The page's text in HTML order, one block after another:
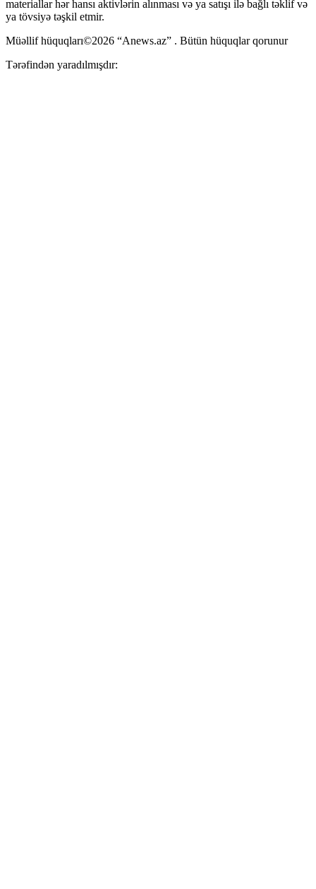
materiallar hər hansı aktivlərin alınması və ya satışı ilə bağlı təklif və
ya tövsiyə təşkil etmir.
Müəllif hüquqları©2026 “Anews.az” . Bütün hüquqlar qorunur
Tərəfindən yaradılmışdır: